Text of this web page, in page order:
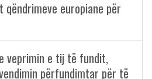
qëndrimeve europiane për
veprimin e tij të fundit,
përfundimtar për të